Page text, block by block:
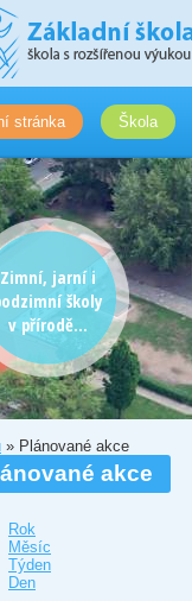
stránka Škola
Zimní, jarní i
školy
v přírodě...
» Plánované akce
akce
Rok
Měsíc
Týden
Den